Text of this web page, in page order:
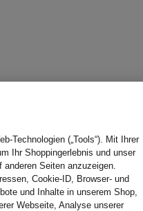
Technologien („Tools“). Mit Ihrer
Ihr Shoppingerlebnis und unser
anderen Seiten anzuzeigen.
Cookie-ID, Browser- und
und Inhalte in unserem Shop,
Webseite, Analyse unserer